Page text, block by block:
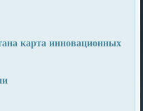
карта инновационных